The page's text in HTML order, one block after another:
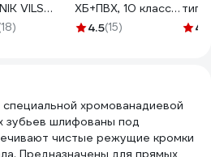
VILS
ХБ+ПВХ, 10 класс,
5 нитей, 10 пар
4.5(15)
типа
4.2
хромованадиевой
зубьев шлифованы под
чистые режущие кромки
Предназначены для прямых